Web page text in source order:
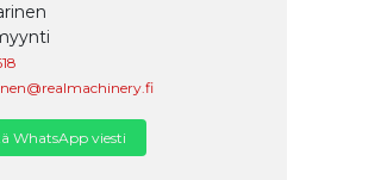
WhatsApp viesti